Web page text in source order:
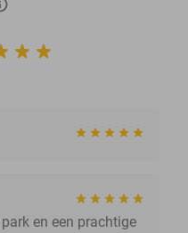
en een prachtige